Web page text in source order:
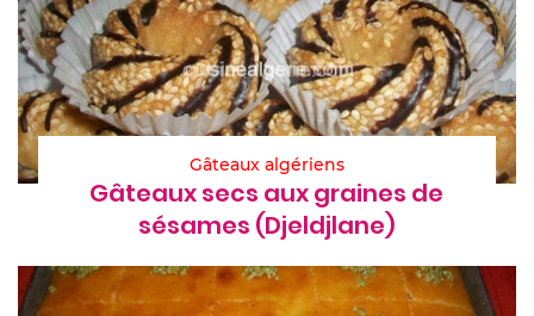
Gâteaux algériens
Gâteaux secs aux graines de
sésames (Djeldjlane)